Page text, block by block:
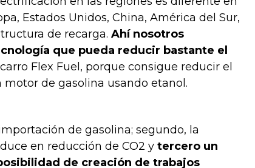
Estados Unidos, China, América del Sur,
de recarga. Ahí nosotros
que pueda reducir bastante el
Flex Fuel, porque consigue reducir el
motor de gasolina usando etanol.
de gasolina; segundo, la
en reducción de CO2 y tercero un
de creación de trabajos